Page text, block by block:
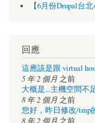
【6月份Drupal台
回應
這應該是跟 virtual
5 年 2 個月 之前
大概是...主機空間不
8 年 2 個月 之前
您好，昨日修改/tmp
8 年 2 個月 之前